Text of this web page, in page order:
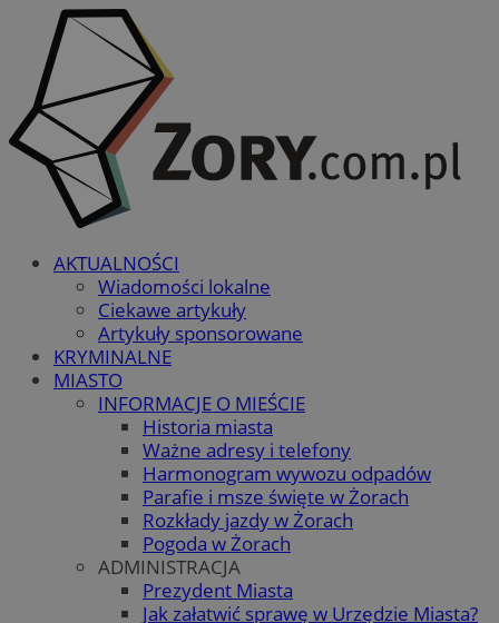
AKTUALNOŚCI
Wiadomości lokalne
Ciekawe artykuły
Artykuły sponsorowane
KRYMINALNE
MIASTO
INFORMACJE O MIEŚCIE
Historia miasta
Ważne adresy i telefony
Harmonogram wywozu odpadów
Parafie i msze święte w Żorach
Rozkłady jazdy w Żorach
Pogoda w Żorach
ADMINISTRACJA
Prezydent Miasta
Jak załatwić sprawę w Urzędzie Miasta?